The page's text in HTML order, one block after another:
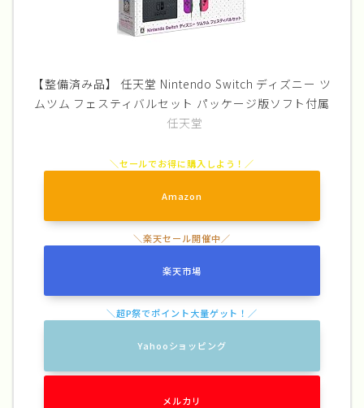
【整備済み品】 任天堂 Nintendo Switch ディズニー ツ
ムツム フェスティバルセット パッケージ版ソフト付属
任天堂
Amazon
楽天市場
Yahooショッピング
メルカリ